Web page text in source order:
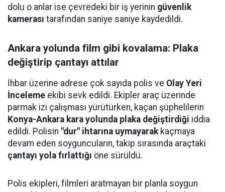
dolu o anlar ise çevredeki bir iş yerinin güvenlik
kamerası tarafından saniye saniye kaydedildi.
Ankara yolunda film gibi kovalama: Plaka
değiştirip çantayı attılar
İhbar üzerine adrese çok sayıda polis ve Olay Yeri
İnceleme ekibi sevk edildi. Ekipler araç üzerinde
parmak izi çalışması yürütürken, kaçan şüphelilerin
Konya-Ankara kara yolunda plaka değiştirdiği iddia
edildi. Polisin "dur" ihtarına uymayarak kaçmaya
devam eden soyguncuların, takip sırasında araçtaki
çantayı yola fırlattığı öne sürüldü.
Polis ekipleri, filmleri aratmayan bir planla soygun